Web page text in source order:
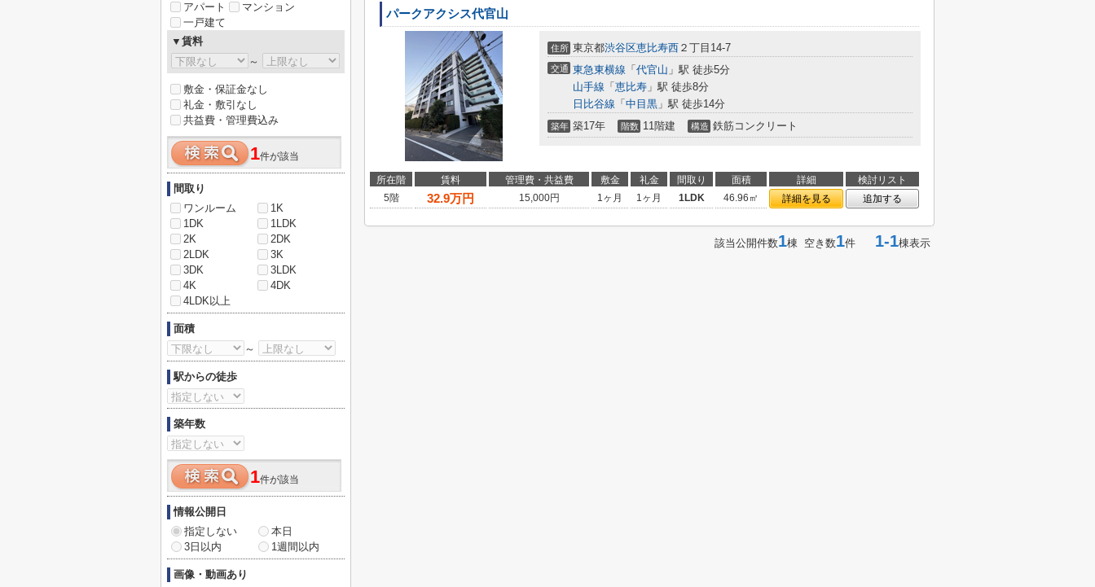
パークアクシス代官山
住所 東京都渋谷区恵比寿西 ２丁目14-7
交通 東急東横線 「 代官山 」駅 徒歩5分
山手線 「 恵比寿 」駅 徒歩8分
日比谷線 「 中目黒 」駅 徒歩14分
築年 築17年 階数 11階建 構造 鉄筋コンクリート
所在階 賃料 管理費・共益費 敷金 礼金 間取り 面積 詳細
検討リスト
5階
32.9万円 15,000円 1ヶ月 1ヶ月 1LDK 46.96㎡ 詳細を見る 追加する
該当公開件数1棟 空き数1件 1-1棟表示
アパート
マンション
一戸建て
▼賃料
～
敷金・保証金なし
礼金・敷引なし
共益費・管理費込み
1件が該当
間取り
ワンルーム
1K
1DK
1LDK
2K
2DK
2LDK
3K
3DK
3LDK
4K
4DK
4LDK以上
面積
～
駅からの徒歩
築年数
1件が該当
情報公開日
指定しない
本日
3日以内
1週間以内
画像・動画あり